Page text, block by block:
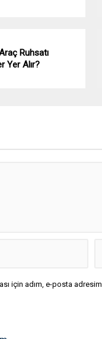
Ruhsatı
Yer Alır?
için adım, e-posta